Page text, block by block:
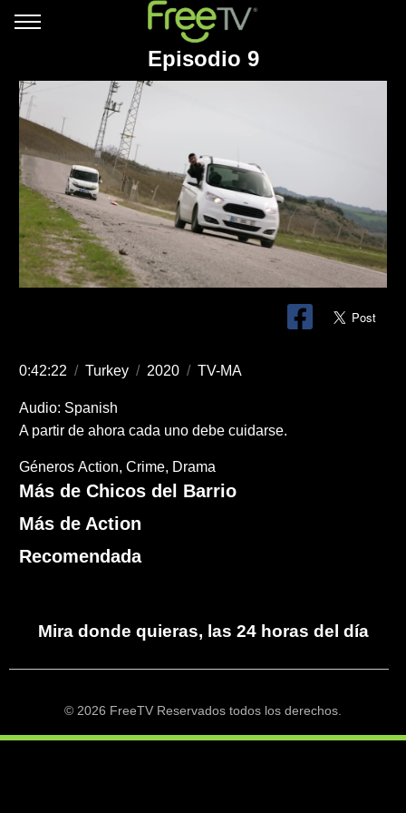
Episodio 9
0:42:22 / Turkey / 2020 / TV-MA
Audio: Spanish
A partir de ahora cada uno debe cuidarse.
Géneros Action Crime Drama
Más de Chicos del Barrio
Más de Action
Recomendada
Mira donde quieras, las 24 horas del día
© 2026 FreeTV Reservados todos los derechos.